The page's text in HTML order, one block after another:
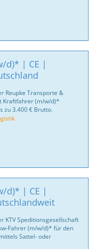
d)* | CE |
Reupke Transporte &
Kraftfahrer (m/w/d)*
zu 3.400 € Brutto.
d)* | CE |
KTV Speditionsgesellschaft
Fahrer (m/w/d)* für den
Sattel- oder